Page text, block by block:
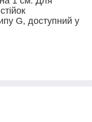
G, доступний у